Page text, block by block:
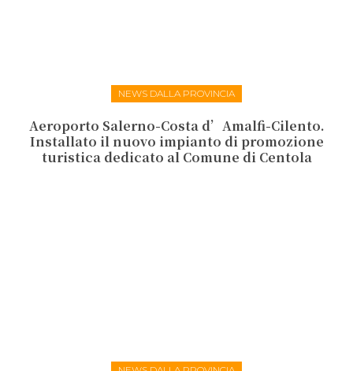
NEWS DALLA PROVINCIA
Aeroporto Salerno-Costa d’Amalfi-Cilento.
Installato il nuovo impianto di promozione
turistica dedicato al Comune di Centola